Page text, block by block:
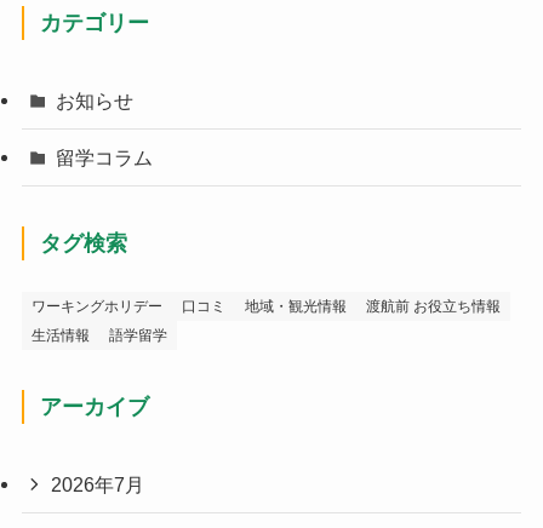
カテゴリー
お知らせ
留学コラム
タグ検索
ワーキングホリデー 口コミ 地域・観光情報
渡航前 お役立ち情報
生活情報
語学留学
アーカイブ
2026年7月